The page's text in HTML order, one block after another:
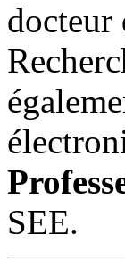
SEE.